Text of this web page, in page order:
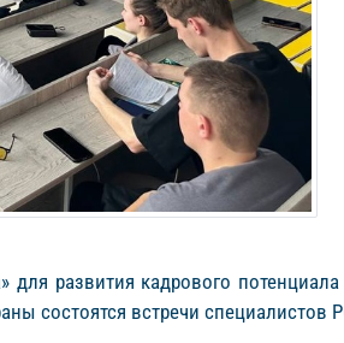
развития кадрового
состоятся встречи специалистов